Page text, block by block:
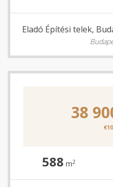
Eladó Építési telek,
38
588 m2